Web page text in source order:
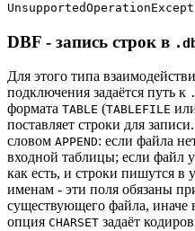
DBF - запись строк в
Для этого типа
подключения задаётся путь к
формата TABLE (TABLEFILE
поставляет строки для
словом APPEND: если файла
входной таблицы; если файл
как есть, и строки пишутся
именам - эти поля обязаны
существующего файла, иначе
опция CHARSET задаёт